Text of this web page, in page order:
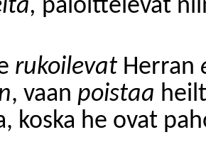
paloittelevat
rukoilevat Herran
, vaan poistaa
koska he ovat